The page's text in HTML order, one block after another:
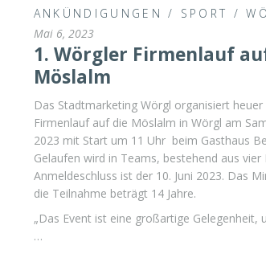
ANKÜNDIGUNGEN / SPORT /
Mai 6, 2023
1. Wörgler Firmenlauf
Möslalm
Das Stadtmarketing Wörgl organisiert
Firmenlauf auf die Möslalm in Wörgl am
2023 mit Start um 11 Uhr beim Gasthaus
Gelaufen wird in Teams, bestehend aus vier
Anmeldeschluss ist der 10. Juni 2023. Das
die Teilnahme beträgt 14 Jahre.
„Das Event ist eine großartige Gelegenheit,
…